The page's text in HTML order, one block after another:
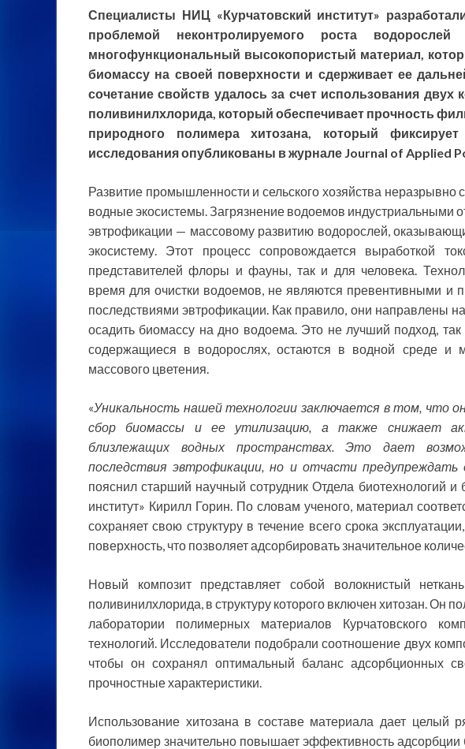
Специалисты НИЦ «Курчатовский институт»
проблемой неконтролируемого роста
многофункциональный высокопористый материал,
биомассу на своей поверхности и сдерживает ее
сочетание свойств удалось за счет использования
поливинилхлорида, который обеспечивает прочность
природного полимера хитозана, который
исследования опубликованы в журнале Journal of Applied
Развитие промышленности и сельского хозяйства неразрывно
водные экосистемы. Загрязнение водоемов индустриальными
эвтрофикации — массовому развитию водорослей,
экосистему. Этот процесс сопровождается выработкой
представителей флоры и фауны, так и для человека.
время для очистки водоемов, не являются превентивными и
последствиями эвтрофикации. Как правило, они направлены
осадить биомассу на дно водоема. Это не лучший подход,
содержащиеся в водорослях, остаются в водной среде и
массового цветения.
«Уникальность нашей технологии заключается в том, что
сбор биомассы и ее утилизацию, а также снижает
близлежащих водных пространствах. Это дает
последствия эвтрофикации, но и отчасти предупреждать
пояснил старший научный сотрудник Отдела биотехнологий и
институт» Кирилл Горин. По словам ученого, материал
сохраняет свою структуру в течение всего срока
поверхность, что позволяет адсорбировать значительное
Новый композит представляет собой волокнистый
поливинилхлорида, в структуру которого включен хитозан. Он
лаборатории полимерных материалов Курчатовского
технологий. Исследователи подобрали соотношение двух
чтобы он сохранял оптимальный баланс адсорбционных
прочностные характеристики.
Использование хитозана в составе материала дает целый
биополимер значительно повышает эффективность